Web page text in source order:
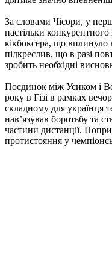
За словами Чісори, у
настільки конкурентного
кікбоксера, що вплинуло
підкреслив, що в разі
зробить необхідні
Поєдинок між Усиком і
року в Гізі в рамках
складному для українця
нав’язував боротьбу та
частини дистанції.
протистояння у